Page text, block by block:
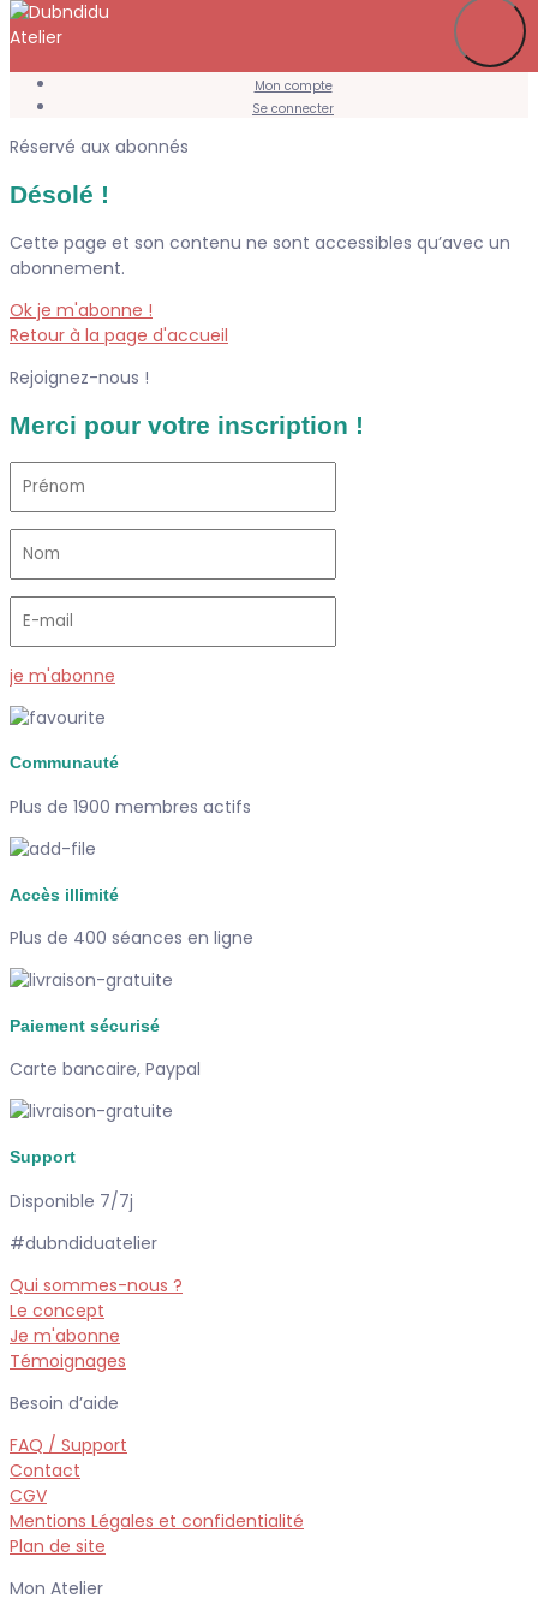
Mon compte
Se connecter
Réservé aux abonnés
Désolé !
Cette page et son contenu ne sont accessibles qu’avec un
abonnement.
Ok je m'abonne !
Retour à la page d'accueil
Rejoignez-nous !
Merci pour votre inscription !
je m'abonne
Communauté
Plus de 1900 membres actifs
Accès illimité
Plus de 400 séances en ligne
Paiement sécurisé
Carte bancaire, Paypal
Support
Disponible 7/7j
#dubndiduatelier
Qui sommes-nous ?
Le concept
Je m'abonne
Témoignages
Besoin d’aide
FAQ / Support
Contact
CGV
Mentions Légales et confidentialité
Plan de site
Mon Atelier